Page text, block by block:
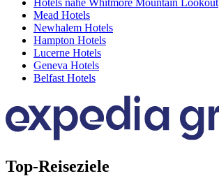
Hotels nahe Whitmore Mountain Lookout
Mead Hotels
Newhalem Hotels
Hampton Hotels
Lucerne Hotels
Geneva Hotels
Belfast Hotels
Top-Reiseziele